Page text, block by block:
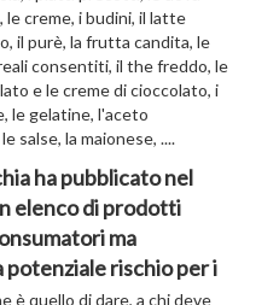
le creme, i budini, il latte
il purè, la frutta candita, le
consentiti, il the freddo, le
e le creme di cioccolato, i
le gelatine, l'aceto
salse, la maionese, ....
ha pubblicato nel
elenco di prodotti
ma
rischio per i
è quello di dare, a chi deve